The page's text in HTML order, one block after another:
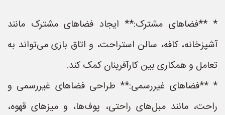
* **فضاهای مشترک:** ایجاد فضاهای مشترک مانند
آشپزخانه، کافه، سالن استراحت، و اتاق بازی می‌تواند به
تعامل و همکاری بین کارآفرینان کمک کند.
* **فضاهای غیررسمی:** طراحی فضاهای غیررسمی و
راحت، مانند مبل‌های راحتی، پوف‌ها، و میزهای قهوه،